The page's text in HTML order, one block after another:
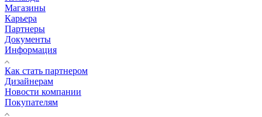
Магазины
Карьера
Партнеры
Документы
Информация
Как стать партнером
Дизайнерам
Новости компании
Покупателям